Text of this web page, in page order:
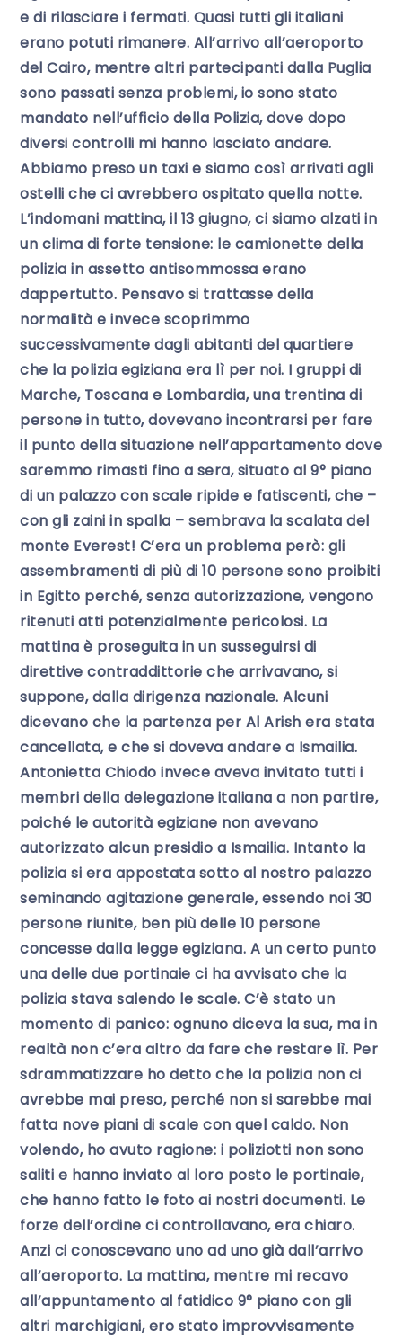
e di rilasciare i fermati. Quasi tutti gli italiani
erano potuti rimanere. All’arrivo all’aeroporto
del Cairo, mentre altri partecipanti dalla Puglia
sono passati senza problemi, io sono stato
mandato nell’ufficio della Polizia, dove dopo
diversi controlli mi hanno lasciato andare.
Abbiamo preso un taxi e siamo così arrivati agli
ostelli che ci avrebbero ospitato quella notte.
L’indomani mattina, il 13 giugno, ci siamo alzati in
un clima di forte tensione: le camionette della
polizia in assetto antisommossa erano
dappertutto. Pensavo si trattasse della
normalità e invece scoprimmo
successivamente dagli abitanti del quartiere
che la polizia egiziana era lì per noi. I gruppi di
Marche, Toscana e Lombardia, una trentina di
persone in tutto, dovevano incontrarsi per fare
il punto della situazione nell’appartamento dove
saremmo rimasti fino a sera, situato al 9° piano
di un palazzo con scale ripide e fatiscenti, che –
con gli zaini in spalla – sembrava la scalata del
monte Everest! C’era un problema però: gli
assembramenti di più di 10 persone sono proibiti
in Egitto perché, senza autorizzazione, vengono
ritenuti atti potenzialmente pericolosi. La
mattina è proseguita in un susseguirsi di
direttive contraddittorie che arrivavano, si
suppone, dalla dirigenza nazionale. Alcuni
dicevano che la partenza per Al Arish era stata
cancellata, e che si doveva andare a Ismailia.
Antonietta Chiodo invece aveva invitato tutti i
membri della delegazione italiana a non partire,
poiché le autorità egiziane non avevano
autorizzato alcun presidio a Ismailia. Intanto la
polizia si era appostata sotto al nostro palazzo
seminando agitazione generale, essendo noi 30
persone riunite, ben più delle 10 persone
concesse dalla legge egiziana. A un certo punto
una delle due portinaie ci ha avvisato che la
polizia stava salendo le scale. C’è stato un
momento di panico: ognuno diceva la sua, ma in
realtà non c’era altro da fare che restare lì. Per
sdrammatizzare ho detto che la polizia non ci
avrebbe mai preso, perché non si sarebbe mai
fatta nove piani di scale con quel caldo. Non
volendo, ho avuto ragione: i poliziotti non sono
saliti e hanno inviato al loro posto le portinaie,
che hanno fatto le foto ai nostri documenti. Le
forze dell’ordine ci controllavano, era chiaro.
Anzi ci conoscevano uno ad uno già dall’arrivo
all’aeroporto. La mattina, mentre mi recavo
all’appuntamento al fatidico 9° piano con gli
altri marchigiani, ero stato improvvisamente